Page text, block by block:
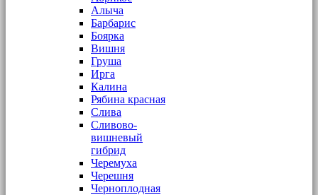
Алыча
Барбарис
Боярка
Вишня
Груша
Ирга
Калина
Рябина красная
Слива
Сливово-
вишневый
гибрид
Черемуха
Черешня
Черноплодная